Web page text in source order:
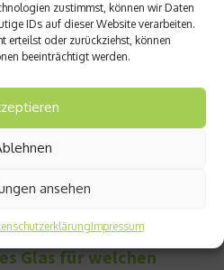
zustimmst, können wir Daten
IDs auf dieser Website verarbeiten.
erteilst oder zurückziehst, können
beeinträchtigt werden.
ansehen
Impressum
Glas für welchen